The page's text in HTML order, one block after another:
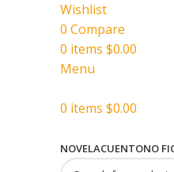
Wishlist
0 Compare
0 items $0.00
Menu
0 items $0.00
NOVELACUENTONO